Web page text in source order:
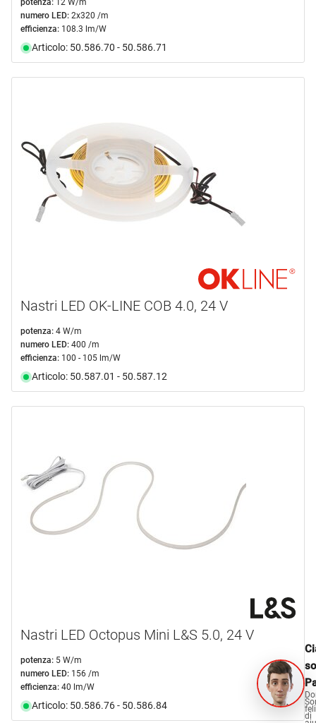
potenza: 12 W/m
numero LED: 2x320 /m
efficienza: 108.3 lm/W
Articolo: 50.586.70 - 50.586.71
Nastri LED OK-LINE COB 4.0, 24 V
potenza: 4 W/m
numero LED: 400 /m
efficienza: 100 - 105 lm/W
Articolo: 50.587.01 - 50.587.12
Nastri LED Octopus Mini L&S 5.0, 24 V
potenza: 5 W/m
numero LED: 156 /m
efficienza: 40 lm/W
Articolo: 50.586.76 - 50.586.84
di